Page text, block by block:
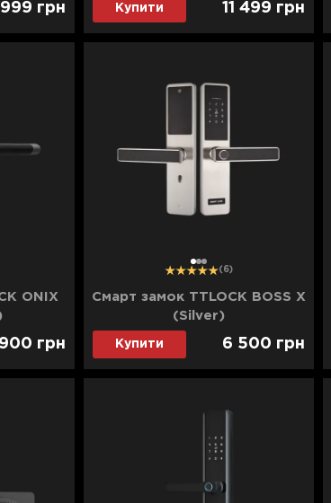
999 грн Купити 11 499 грн
ONIX
грн
12 3 (6)
Смарт замок TTLOCK BOSS X
(Silver)
Купити 6 500 грн